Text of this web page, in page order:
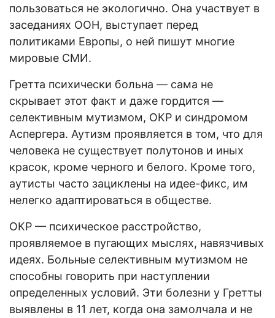
пользоваться не экологично. Она участвует в
заседаниях ООН, выступает перед
политиками Европы, о ней пишут многие
мировые СМИ.
Гретта психически больна — сама не
скрывает этот факт и даже гордится —
селективным мутизмом, ОКР и синдромом
Аспергера. Аутизм проявляется в том, что для
человека не существует полутонов и иных
красок, кроме черного и белого. Кроме того,
аутисты часто зациклены на идее-фикс, им
нелегко адаптироваться в обществе.
ОКР — психическое расстройство,
проявляемое в пугающих мыслях, навязчивых
идеях. Больные селективным мутизмом не
способны говорить при наступлении
определенных условий. Эти болезни у Гретты
выявлены в 11 лет, когда она замолчала и не